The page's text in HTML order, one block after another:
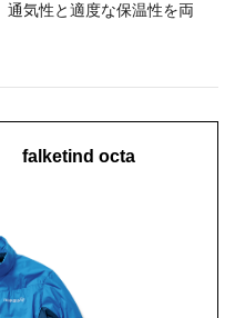
通気性と適度な保温性を両
falketind octa